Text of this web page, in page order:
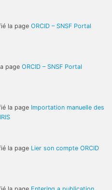
la page ORCID – SNSF Portal
page ORCID – SNSF Portal
la page Importation manuelle des
la page Lier son compte ORCID